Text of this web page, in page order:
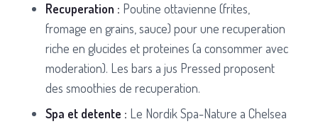
Recuperation : Poutine ottavienne (frites,
fromage en grains, sauce) pour une recuperation
riche en glucides et proteines (a consommer avec
moderation). Les bars a jus Pressed proposent
des smoothies de recuperation.
Spa et detente : Le Nordik Spa-Nature a Chelsea